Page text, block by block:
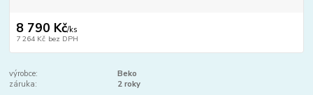
8 790 Kč/ks
7 264 Kč bez DPH
výrobce:
Beko
záruka:
2 roky